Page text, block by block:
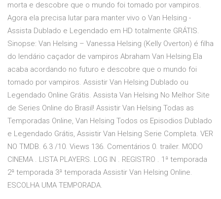
morta e descobre que o mundo foi tomado por vampiros.
Agora ela precisa lutar para manter vivo o Van Helsing -
Assista Dublado e Legendado em HD totalmente GRÁTIS.
Sinopse: Van Helsing – Vanessa Helsing (Kelly Overton) é filha
do lendário caçador de vampiros Abraham Van Helsing.Ela
acaba acordando no futuro e descobre que o mundo foi
tomado por vampiros. Assistir Van Helsing Dublado ou
Legendado Online Grátis. Assista Van Helsing No Melhor Site
de Series Online do Brasil! Assistir Van Helsing Todas as
Temporadas Online, Van Helsing Todos os Episodios Dublado
e Legendado Grátis, Assistir Van Helsing Serie Completa. VER
NO TMDB. 6.3 /10. Views 136. Comentários 0. trailer. MODO
CINEMA . LISTA PLAYERS. LOG IN . REGISTRO . 1ª temporada
2ª temporada 3ª temporada Assistir Van Helsing Online.
ESCOLHA UMA TEMPORADA.